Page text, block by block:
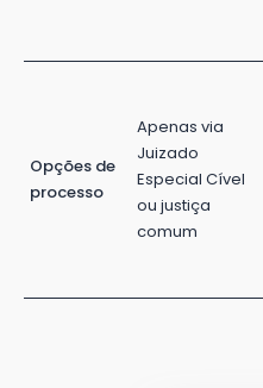
Opções de
processo
Apenas via
Juizado
Especial Cível
ou justiça
comum